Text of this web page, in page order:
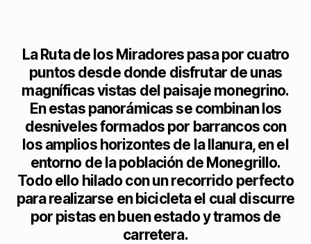
La Ruta de los Miradores pasa por cuatro
puntos desde donde disfrutar de unas
magníficas vistas del paisaje monegrino.
En estas panorámicas se combinan los
desniveles formados por barrancos con
los amplios horizontes de la llanura, en el
entorno de la población de Monegrillo.
Todo ello hilado con un recorrido perfecto
para realizarse en bicicleta el cual discurre
por pistas en buen estado y tramos de
carretera.